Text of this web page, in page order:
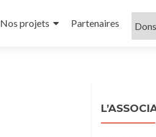
Nos projets Partenaires Dons